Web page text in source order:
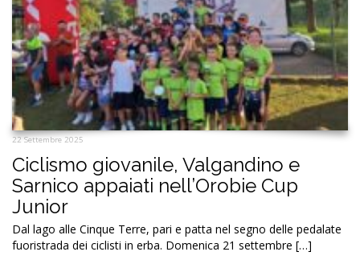
22 Settembre 2025
Ciclismo giovanile, Valgandino e
Sarnico appaiati nell’Orobie Cup
Junior
Dal lago alle Cinque Terre, pari e patta nel segno delle pedalate
fuoristrada dei ciclisti in erba. Domenica 21 settembre […]